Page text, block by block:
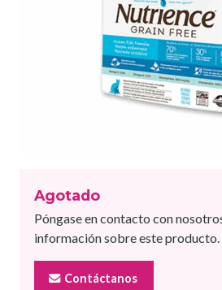
Agotado
Póngase en contacto con
información sobre este producto.
Contáctanos